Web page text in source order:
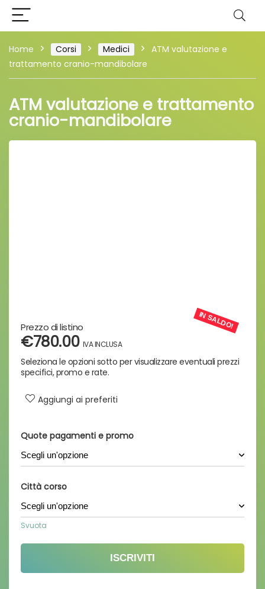
Home Corsi Medici
ATM valutazione e
trattamento cranio-mandibolare
ATM valutazione e trattamento
cranio-mandibolare
IN SALDO!
€780.00
Aggiungi ai preferiti
Quote pagamenti e promo
Città corso
Svuota
ISCRIVITI